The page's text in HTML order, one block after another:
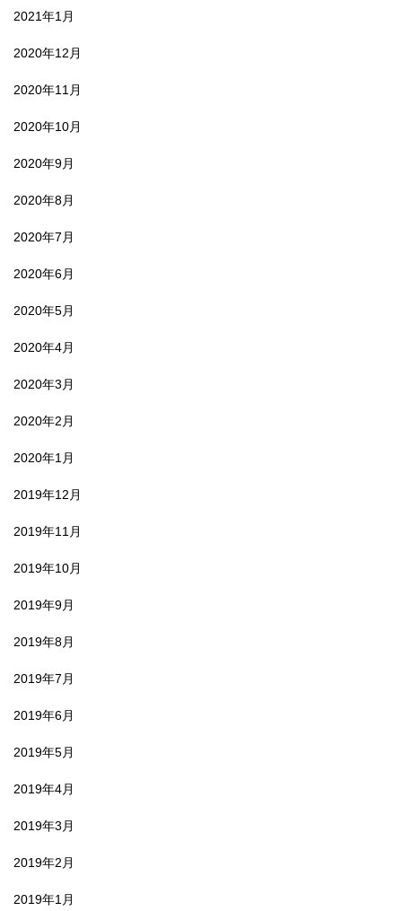
2021年1月
2020年12月
2020年11月
2020年10月
2020年9月
2020年8月
2020年7月
2020年6月
2020年5月
2020年4月
2020年3月
2020年2月
2020年1月
2019年12月
2019年11月
2019年10月
2019年9月
2019年8月
2019年7月
2019年6月
2019年5月
2019年4月
2019年3月
2019年2月
2019年1月